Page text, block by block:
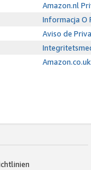
Amazon.nl
Informacja O
Aviso de